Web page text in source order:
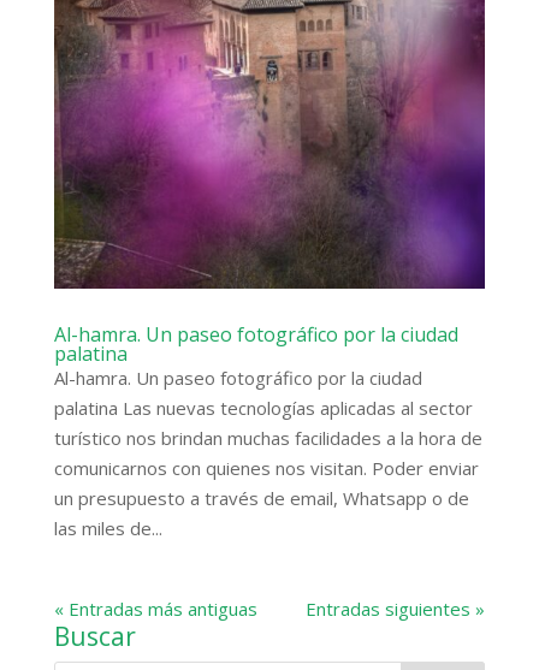
Al-hamra. Un paseo fotográfico por la ciudad
palatina
Al-hamra. Un paseo fotográfico por la ciudad
palatina Las nuevas tecnologías aplicadas al sector
turístico nos brindan muchas facilidades a la hora de
comunicarnos con quienes nos visitan. Poder enviar
un presupuesto a través de email, Whatsapp o de
las miles de...
« Entradas más antiguas Entradas siguientes »
Buscar